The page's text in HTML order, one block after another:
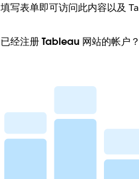
填写表单即可访问此内容以及
已经注册 Tableau 网站的帐户